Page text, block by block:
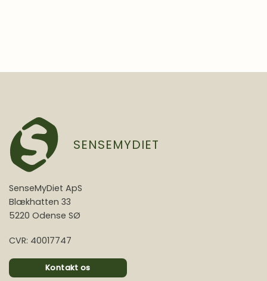
SENSEMYDIET
SenseMyDiet ApS
Blækhatten 33
5220 Odense SØ
CVR: 40017747
Kontakt os